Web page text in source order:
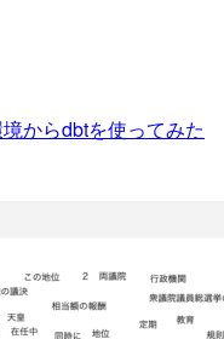
からdbtを使ってみた